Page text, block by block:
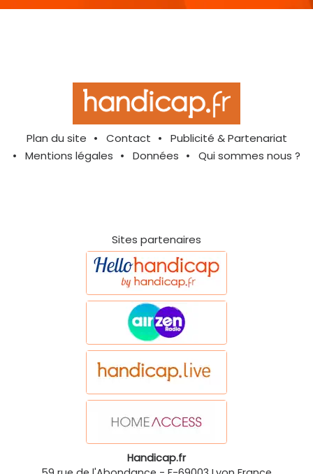
Plan du site Contact
Publicité & Partenariat
Mentions légales
Données Qui sommes nous ?
Sites partenaires
Handicap.fr